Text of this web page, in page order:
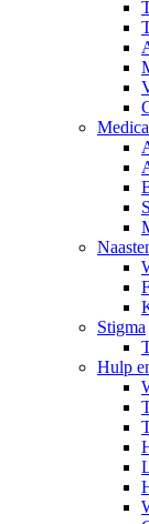
Stigma
Hulp